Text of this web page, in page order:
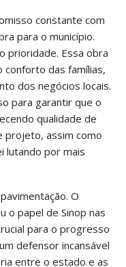
constante com
para o município.
prioridade. Essa obra
conforto das famílias,
dos negócios locais.
para garantir que o
qualidade de
projeto, assim como
lutando por mais
O
o papel de Sinop nas
para o progresso
defensor incansável
entre o estado e as